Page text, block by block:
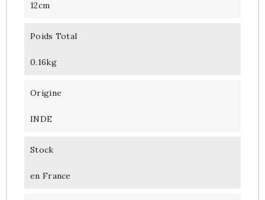
12cm
Poids Total
0.16kg
Origine
INDE
Stock
en France